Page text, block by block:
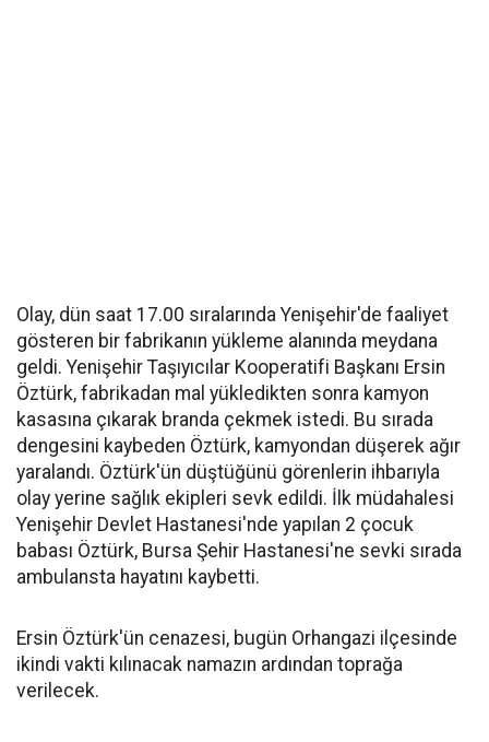
Olay, dün saat 17.00 sıralarında Yenişehir'de faaliyet
gösteren bir fabrikanın yükleme alanında meydana
geldi. Yenişehir Taşıyıcılar Kooperatifi Başkanı Ersin
Öztürk, fabrikadan mal yükledikten sonra kamyon
kasasına çıkarak branda çekmek istedi. Bu sırada
dengesini kaybeden Öztürk, kamyondan düşerek ağır
yaralandı. Öztürk'ün düştüğünü görenlerin ihbarıyla
olay yerine sağlık ekipleri sevk edildi. İlk müdahalesi
Yenişehir Devlet Hastanesi'nde yapılan 2 çocuk
babası Öztürk, Bursa Şehir Hastanesi'ne sevki sırada
ambulansta hayatını kaybetti.
Ersin Öztürk'ün cenazesi, bugün Orhangazi ilçesinde
ikindi vakti kılınacak namazın ardından toprağa
verilecek.